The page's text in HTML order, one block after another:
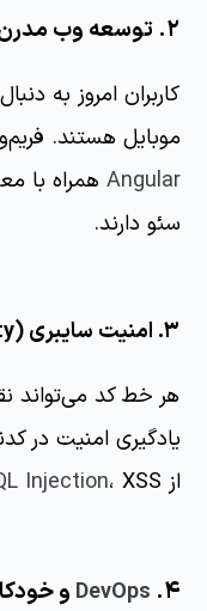
کاربران امروز به
موبایل هستند.
Angular
سئو دارند.
هر خط کد می‌تواند
یادگیری امنیت در
از
Injection، XSS و CSRF بسیار حیاتی است.
۴. DevOps